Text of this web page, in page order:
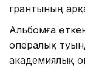
грантының
Альбомға
опералық
академиялық